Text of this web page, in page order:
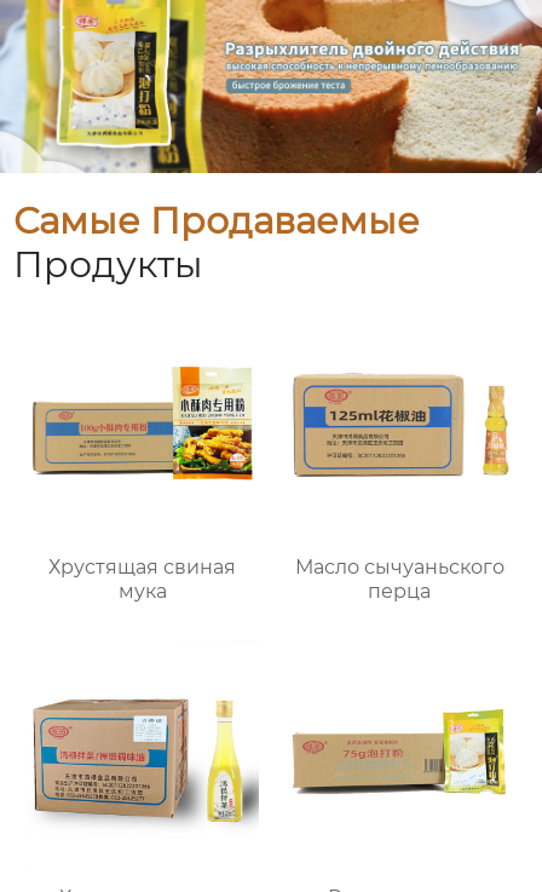
Самые Продаваемые
Продукты
Хрустящая свиная
мука
Масло сычуаньского
перца